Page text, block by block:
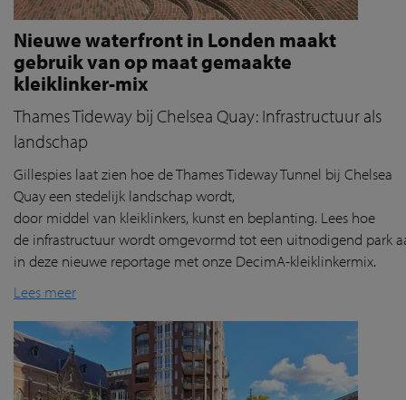
Nieuwe waterfront in Londen maakt
gebruik van op maat gemaakte
kleiklinker-mix
Thames Tideway bij Chelsea Quay: Infrastructuur als
landschap
Gillespies laatzien hoe de ThamesTidewayTunnel bij Chelsea
Quayeen stedelijk landschapwordt,
door middel van kleiklinkers, kunsten beplanting. Lees hoe
de infrastructuurwordtomgevormd toteen uitnodigend park
in deze nieuwe reportage metonze DecimA-kleiklinkermix.
Lees meer